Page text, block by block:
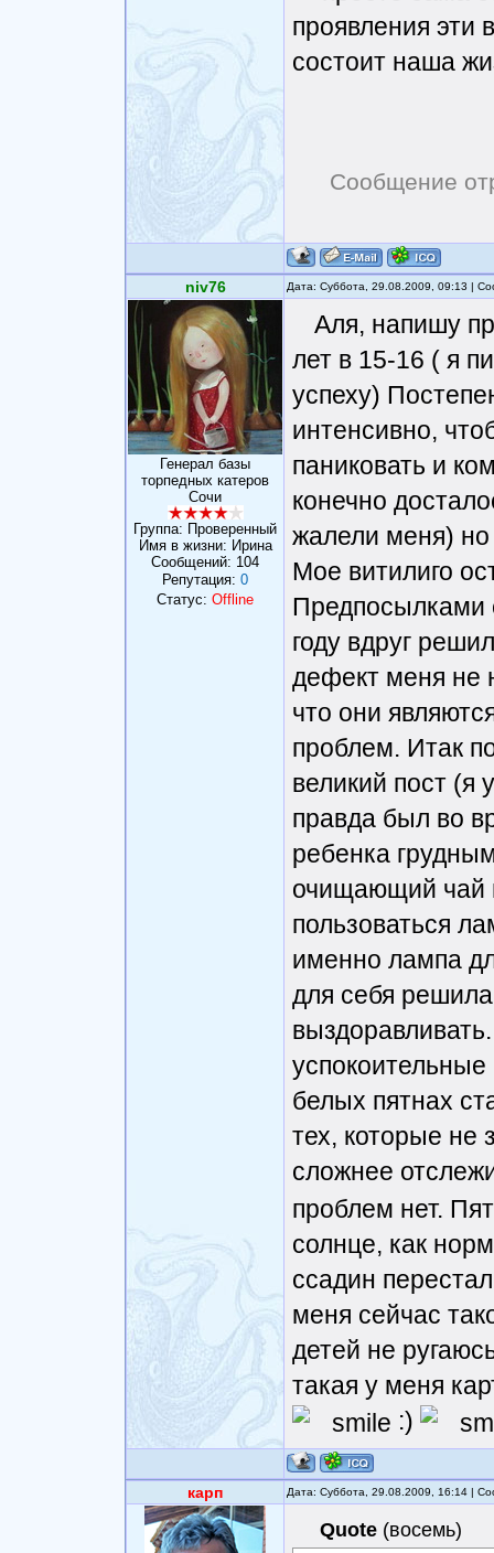
проявления эти
состоит наша
Сообщение
niv76 Дата: Суббота, 29.08.2009, 09:13 |
Генерал базы
торпедных катеров
Сочи
Группа: Проверенный
Имя в жизни: Ирина
Сообщений: 104
Репутация: 0
Статус: Offline
Аля, напишу
лет в 15-16 ( я
успеху)
интенсивно,
паниковать и
конечно
жалели меня) но
Мое витилиго
Предпосылками
году вдруг
дефект меня не
что они
проблем. Итак
великий пост (я
правда был во
ребенка
очищающий чай
пользоваться
именно лампа
для себя
белых пятнах
тех, которые не
сложнее
проблем нет.
солнце, как
ссадин
меня сейчас
детей не
такая у меня
:)
карп Дата: Суббота, 29.08.2009, 16:14 |
Quote (восемь)